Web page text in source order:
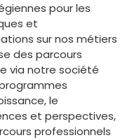
pour les
et
sur nos métiers
des parcours
via notre société
le
et perspectives,
professionnels